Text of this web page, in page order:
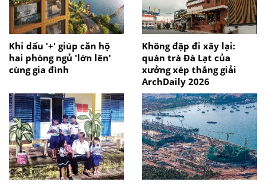
Khi dấu '+' giúp căn hộ
hai phòng ngủ 'lớn lên'
cùng gia đình
Không đập đi xây lại:
quán trà Đà Lạt của
xưởng xép thắng giải
ArchDaily 2026